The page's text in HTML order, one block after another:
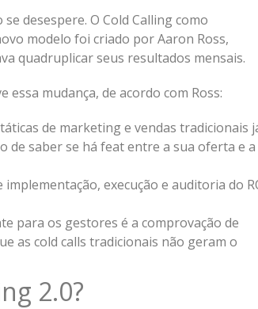
desespere. O Cold Calling como
modelo foi criado por Aaron Ross,
quadruplicar seus resultados mensais.
mudança, de acordo com Ross:
de marketing e vendas tradicionais
de saber se há feat entre a sua oferta e a
execução e auditoria do
para os gestores é a comprovação de
as cold calls tradicionais não geram o
2.0?